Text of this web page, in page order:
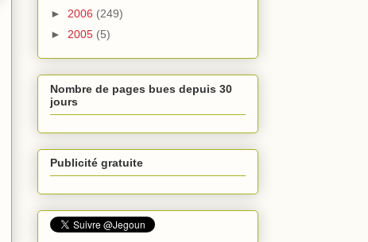
► 2006 (249)
► 2005 (5)
Nombre de pages bues depuis 30
jours
Publicité gratuite